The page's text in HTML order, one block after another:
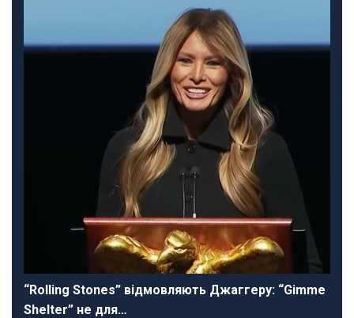
“Rolling Stones” відмовляють Джаггеру: “Gimme
Shelter” не для…